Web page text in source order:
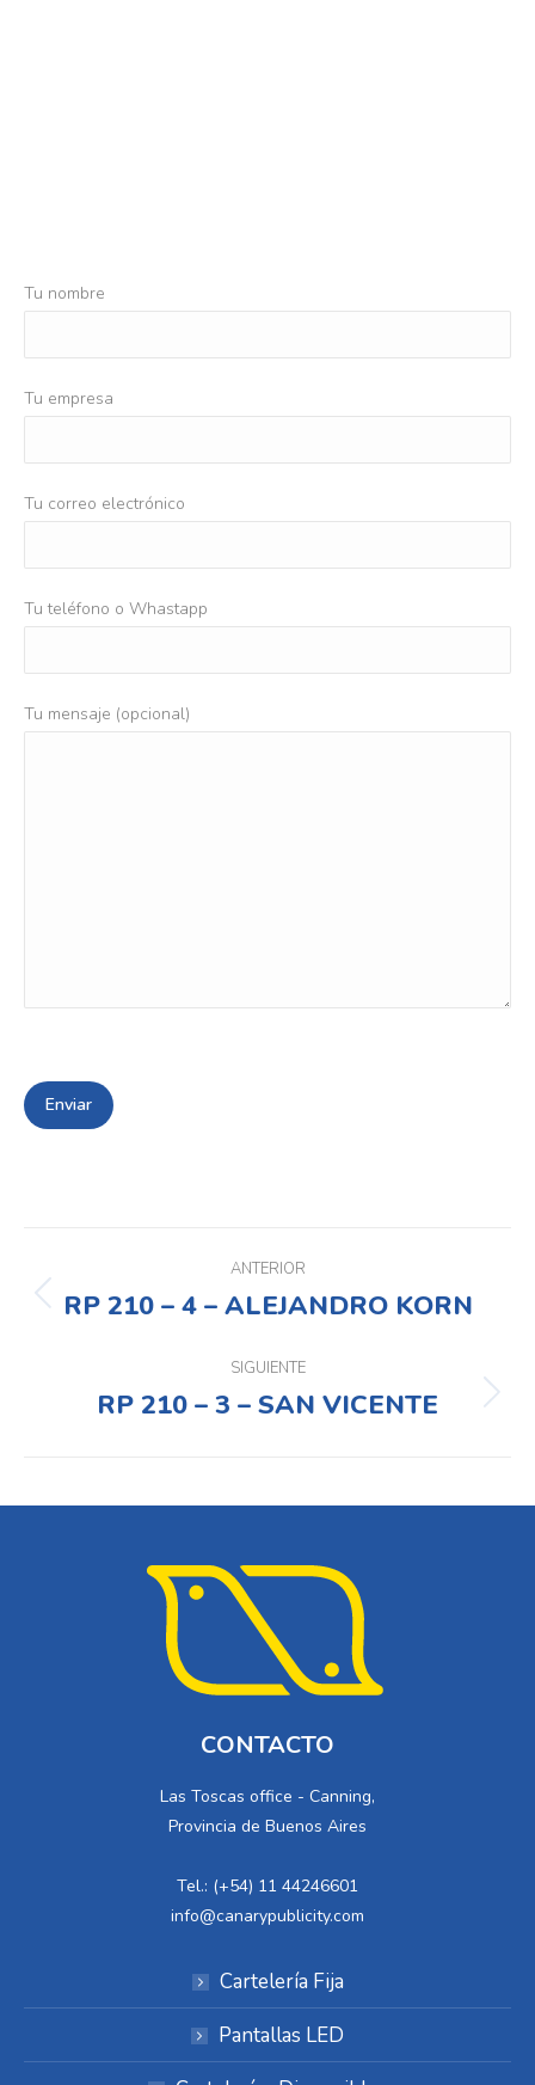
Tu nombre
Tu empresa
Tu correo electrónico
Tu teléfono o Whastapp
Tu mensaje (opcional)
entre
proyectos
ANTERIOR
Proyecto
RP 210 – 4 – ALEJANDRO KORN
SIGUIENTE
Proyecto
RP 210 – 3 – SAN VICENTE
CONTACTO
Las Toscas office - Canning,
Provincia de Buenos Aires
Tel.: (+54) 11 44246601
info@canarypublicity.com
Cartelería Fija
Pantallas LED